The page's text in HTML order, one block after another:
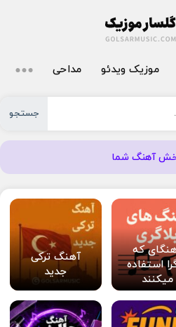
موزیک ویدئو مداحی
جستجو
آهنگ شما
که
استفاده
میکنند
آهنگ ترکی
جدید